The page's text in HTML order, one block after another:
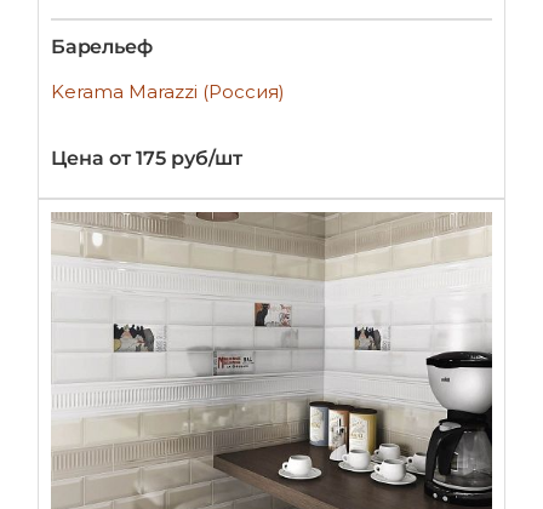
Барельеф
Kerama Marazzi (Россия)
Цена от 175 руб/шт